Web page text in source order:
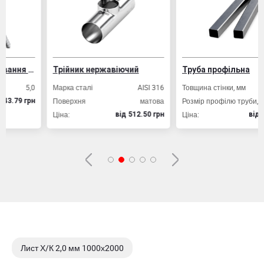
Вибрати склад
Трійник нержавіючий
Марка сталі
Поверхня
вiд 512.50 грн
Труба профільна
Товщина стінки, мм
Розмір профілю труби, мм 20х20
Ціна:
вiд 49.80 грн
Лист Х/К 2,0 мм 1000х2000